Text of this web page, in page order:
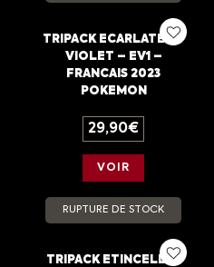
TRIPACK ECARLATE ET
VIOLET – EV1 –
FRANCAIS 2023
POKEMON
29,90€
VOIR
RUPTURE DE STOCK
TRIPACK ETINCELLES